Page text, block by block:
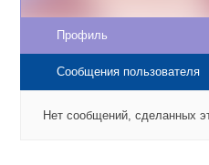
Профиль
Сообщения пользователя
Нет сообщений, сделанных